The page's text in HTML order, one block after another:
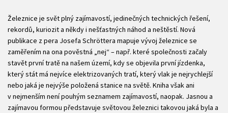
Železnice je svět plný zajímavostí, jedinečných technických řešení,
rekordů, kuriozit a někdy i nešťastných náhod a neštěstí. Nová
publikace z pera Josefa Schröttera mapuje vývoj železnice se
zaměřením na ona pověstná „nej“ – např. které společnosti začaly
stavět první tratě na našem území, kdy se objevila první jízdenka,
který stát má nejvíce elektrizovaných tratí, který vlak je nejrychlejší
nebo jaká je nejvýše položená stanice na světě. Kniha však ani
v nejmenším není pouhým seznamem zajímavostí, naopak. Jasnou a
zajímavou formou představuje světovou železnici takovou jaká byla a